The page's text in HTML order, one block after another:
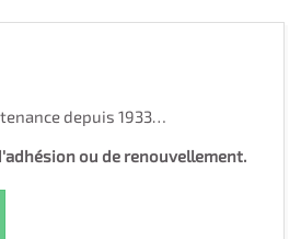
depuis 1933…
ou de renouvellement.